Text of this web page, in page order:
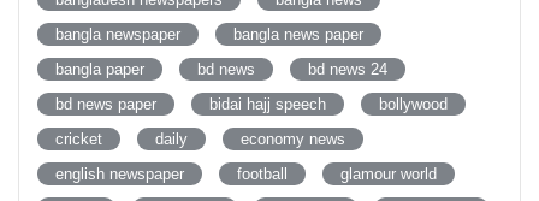
bangla newspaper
bangla news paper
bangla paper
bd news
bd news 24
bd news paper
bidai hajj speech
bollywood
cricket
daily
economy news
english newspaper
football
glamour world